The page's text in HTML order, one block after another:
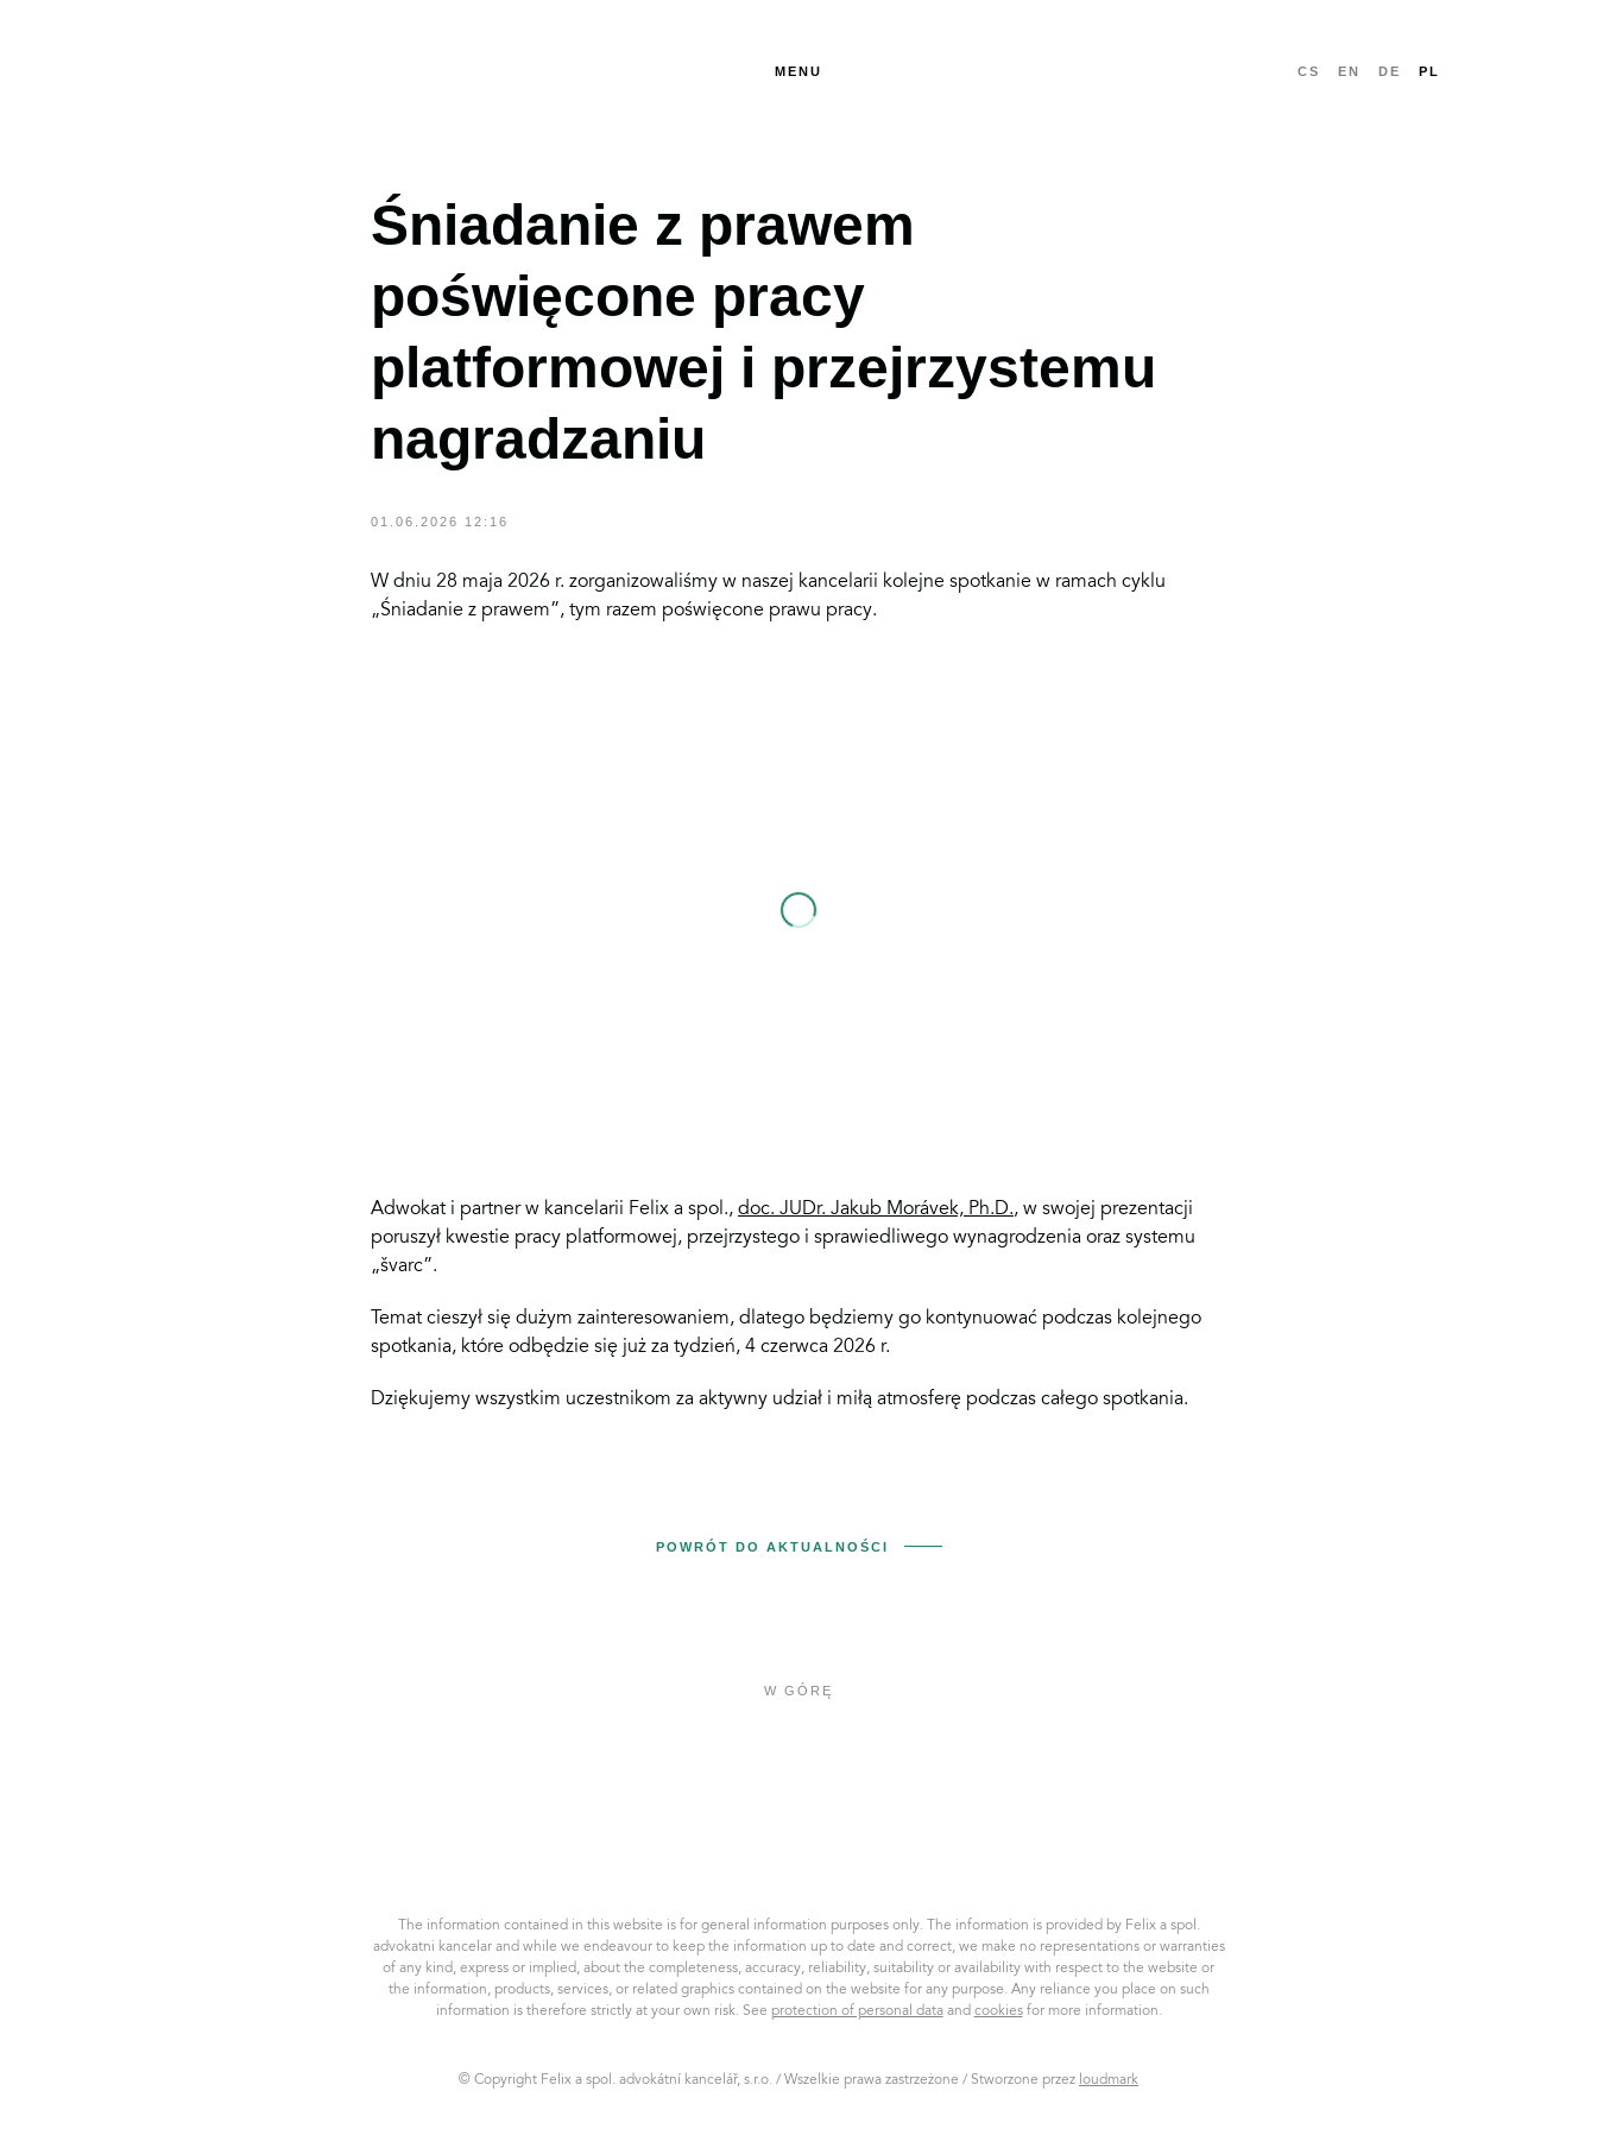
MENU CS EN DE PL
Śniadanie z prawem
poświęcone pracy
platformowej i przejrzystemu
nagradzaniu
01.06.2026 12:16
W dniu 28 maja 2026 r. zorganizowaliśmy w naszej kancelarii kolejne spotkanie w ramach cyklu
„Śniadanie z prawem”, tym razem poświęcone prawu pracy.
Adwokat i partner w kancelarii Felix a spol., doc. JUDr. Jakub Morávek, Ph.D., w swojej prezentacji
poruszył kwestie pracy platformowej, przejrzystego i sprawiedliwego wynagrodzenia oraz systemu
„švarc”.
Temat cieszył się dużym zainteresowaniem, dlatego będziemy go kontynuować podczas kolejnego
spotkania, które odbędzie się już za tydzień, 4 czerwca 2026 r.
Dziękujemy wszystkim uczestnikom za aktywny udział i miłą atmosferę podczas całego spotkania.
POWRÓT DO AKTUALNOŚCI
W GÓRĘ
s.r.o.
The information contained in this website is for general information purposes only. The information is provided by Felix a spol.
advokatni kancelar and while we endeavour to keep the information up to date and correct, we make no representations or warranties
of any kind, express or implied, about the completeness, accuracy, reliability, suitability or availability with respect to the website or
the information, products, services, or related graphics contained on the website for any purpose. Any reliance you place on such
information is therefore strictly at your own risk. See protection of personal dataand cookiesfor more information.
© Copyright Felix a spol. advokátní kancelář, s.r.o. / Wszelkie prawa zastrzeżone / Stworzone przez loudmark